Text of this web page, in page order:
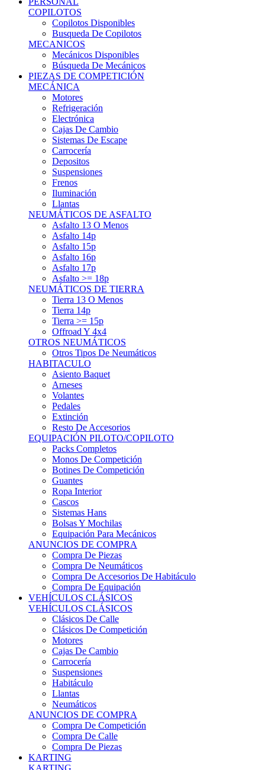
COPILOTOS
Copilotos Disponibles
Busqueda De Copilotos
MECANICOS
Mecánicos Disponibles
Búsqueda De Mecánicos
PIEZAS DE COMPETICIÓN
MECÁNICA
Motores
Refrigeración
Electrónica
Cajas De Cambio
Sistemas De Escape
Carrocería
Depositos
Suspensiones
Frenos
Iluminación
Llantas
NEUMÁTICOS DE ASFALTO
Asfalto 13 O Menos
Asfalto 14p
Asfalto 15p
Asfalto 16p
Asfalto 17p
Asfalto >= 18p
NEUMÁTICOS DE TIERRA
Tierra 13 O Menos
Tierra 14p
Tierra >= 15p
Offroad Y 4x4
OTROS NEUMÁTICOS
Otros Tipos De Neumáticos
HABITACULO
Asiento Baquet
Arneses
Volantes
Pedales
Extinción
Resto De Accesorios
EQUIPACIÓN PILOTO/COPILOTO
Packs Completos
Monos De Competición
Botines De Competición
Guantes
Ropa Interior
Cascos
Sistemas Hans
Bolsas Y Mochilas
Equipación Para Mecánicos
ANUNCIOS DE COMPRA
Compra De Piezas
Compra De Neumáticos
Compra De Accesorios De Habitáculo
Compra De Equipación
VEHÍCULOS CLÁSICOS
VEHÍCULOS CLÁSICOS
Clásicos De Calle
Clásicos De Competición
Motores
Cajas De Cambio
Carrocería
Suspensiones
Habitáculo
Llantas
Neumáticos
ANUNCIOS DE COMPRA
Compra De Competición
Compra De Calle
Compra De Piezas
KARTING
KARTING